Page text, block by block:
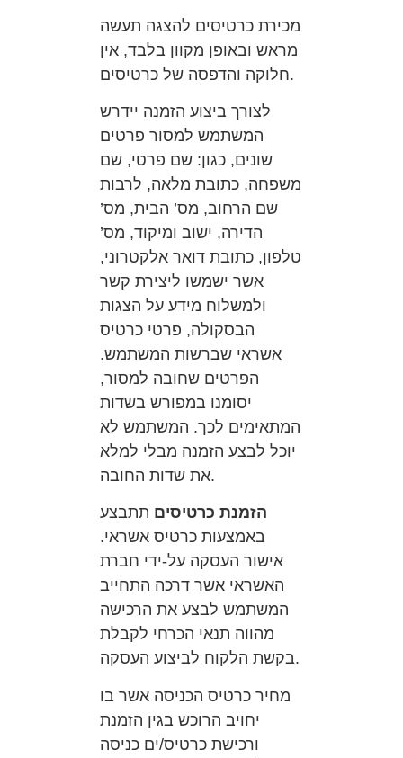
מכירת כרטיסים להצגה תעשה
מראש ובאופן מקוון בלבד, אין
חלוקה והדפסה של כרטיסים.
לצורך ביצוע הזמנה יידרש
המשתמש למסור פרטים
שונים, כגון: שם פרטי, שם
משפחה, כתובת מלאה, לרבות
שם הרחוב, מס’ הבית, מס’
הדירה, ישוב ומיקוד, מס’
טלפון, כתובת דואר אלקטרוני,
אשר ישמשו ליצירת קשר
ולמשלוח מידע על הצגות
הבסקולה, פרטי כרטיס
אשראי שברשות המשתמש.
הפרטים שחובה למסור,
יסומנו במפורש בשדות
המתאימים לכך. המשתמש לא
יוכל לבצע הזמנה מבלי למלא
את שדות החובה.
הזמנת כרטיסים תתבצע
באמצעות כרטיס אשראי.
אישור העסקה על-ידי חברת
האשראי אשר דרכה התחייב
המשתמש לבצע את הרכישה
מהווה תנאי הכרחי לקבלת
בקשת הלקוח לביצוע העסקה.
מחיר כרטיס הכניסה אשר בו
יחויב הרוכש בגין הזמנת
ורכישת כרטיס/ים כניסה